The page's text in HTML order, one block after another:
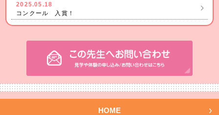
2025.05.18
コンクール 入賞！
HOME